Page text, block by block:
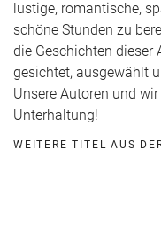
lustige, romantische,
schöne Stunden zu
die Geschichten dieser
gesichtet, ausgewählt
Unsere Autoren und
Unterhaltung!
WEITERE TITEL AUS